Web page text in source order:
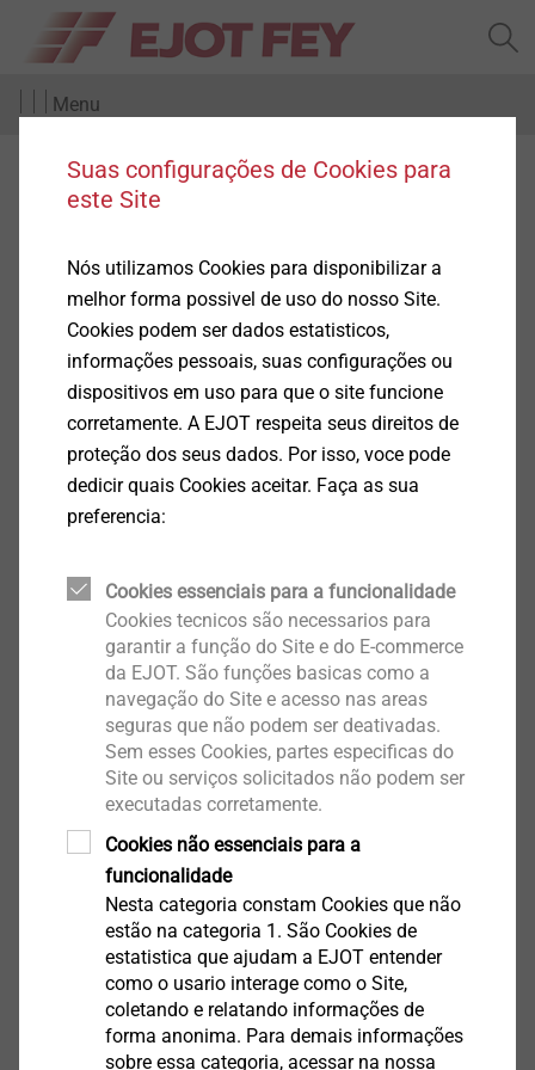
Menu
Technical information
Produtos
Exibir produto
Revestimentos de
Superfícies
Exibir produto
Suas configurações de Cookies para
este Site
Nós utilizamos Cookies para disponibilizar a
melhor forma possivel de uso do nosso Site.
Cookies podem ser dados estatisticos,
informações pessoais, suas configurações ou
dispositivos em uso para que o site funcione
corretamente. A EJOT respeita seus direitos de
proteção dos seus dados. Por isso, voce pode
dedicir quais Cookies aceitar. Faça as sua
preferencia:
Cookies essenciais para a funcionalidade
Cookies tecnicos são necessarios para
garantir a função do Site e do E-commerce
da EJOT. São funções basicas como a
navegação do Site e acesso nas areas
seguras que não podem ser deativadas.
Sem esses Cookies, partes especificas do
Site ou serviços solicitados não podem ser
executadas corretamente.
Cookies não essenciais para a
funcionalidade
Nesta categoria constam Cookies que não
estão na categoria 1. São Cookies de
estatistica que ajudam a EJOT entender
como o usario interage como o Site,
coletando e relatando informações de
forma anonima. Para demais informações
sobre essa categoria, acessar na nossa